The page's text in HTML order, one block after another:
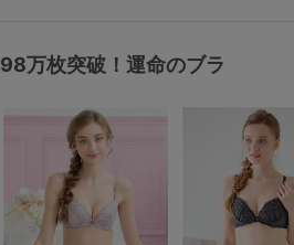
万枚突破！運命のブラ